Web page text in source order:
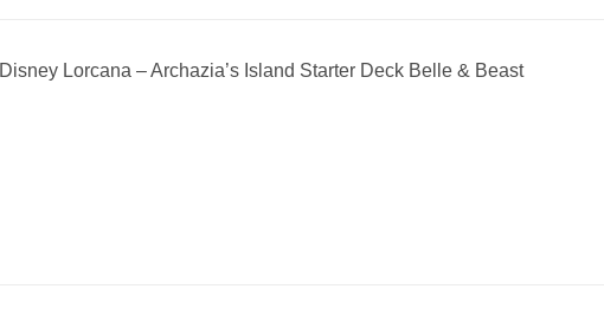
Disney Lorcana – Archazia’s Island Starter Deck Belle & Beast